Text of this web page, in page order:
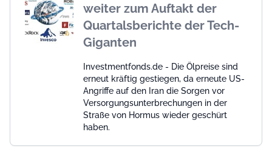
weiter zum Auftakt der
Quartalsberichte der Tech-
Giganten
Investmentfonds.de - Die Ölpreise sind
erneut kräftig gestiegen, da erneute US-
Angriffe auf den Iran die Sorgen vor
Versorgungsunterbrechungen in der
Straße von Hormus wieder geschürt
haben.